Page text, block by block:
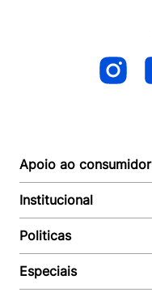
Apoio ao consumidor
Autoatendimento
Suporte e reparo
Acompanhar Entrega
Baixe o APP
Institucional
Quem somos
Revendedor
Seja um Revendedor
Politicas
Política de Entrega
Política de Pagamento
Especiais